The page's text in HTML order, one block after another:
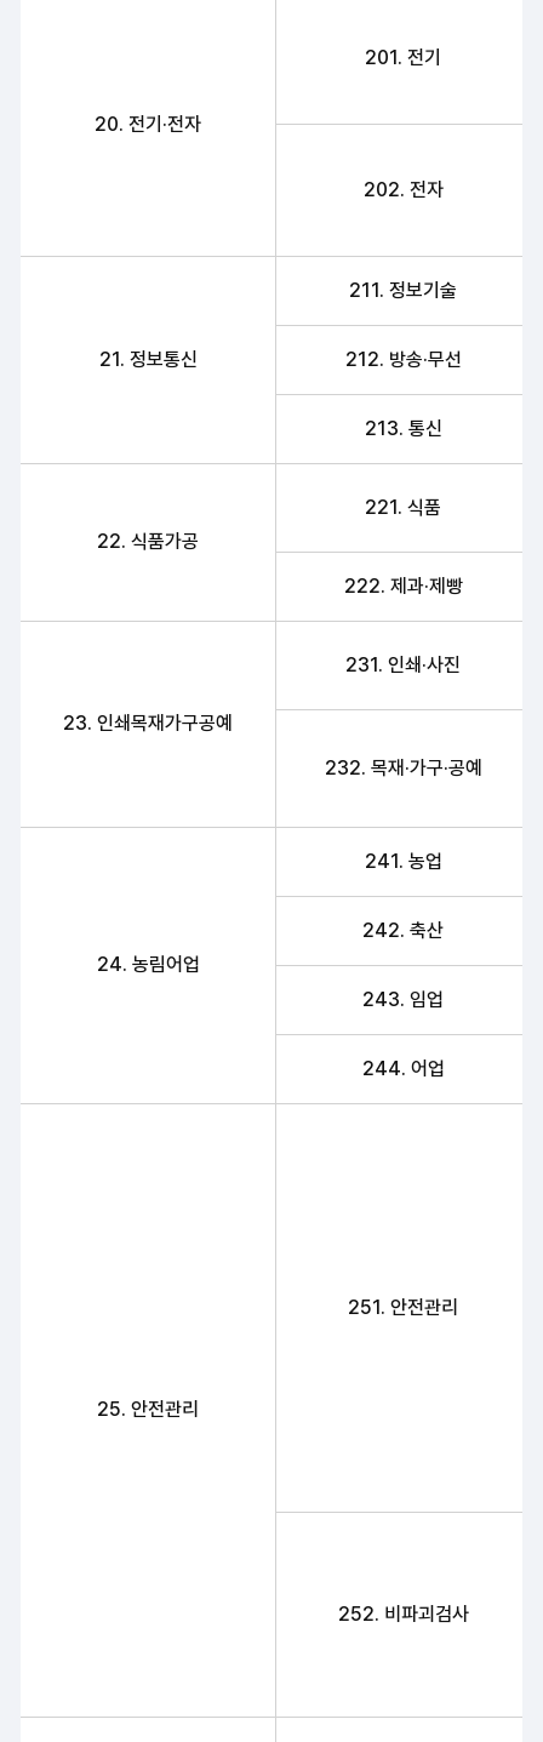
20. 전기·전자
201. 전기
202. 전자
21. 정보통신
211. 정보기술
212. 방송·무선
213. 통신
22. 식품가공
221. 식품
222. 제과·제빵
23. 인쇄목재가구공예
231. 인쇄·사진
232. 목재·가구·공예
24. 농림어업
241. 농업
242. 축산
243. 임업
244. 어업
25. 안전관리
251. 안전관리
252. 비파괴검사